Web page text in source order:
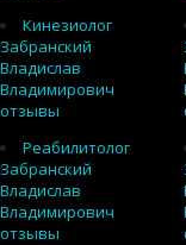
Кинезиолог
Забранский
Владислав
Владимирович
отзывы
Реабилитолог
Забранский
Владислав
Владимирович
отзывы